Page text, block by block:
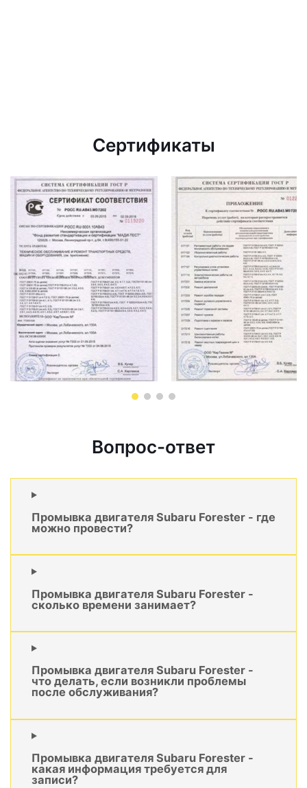
Сертификаты
Вопрос-ответ
Промывка двигателя Subaru Forester - где
можно провести?
Промывка двигателя Subaru Forester -
сколько времени занимает?
Промывка двигателя Subaru Forester -
что делать, если возникли проблемы
после обслуживания?
Промывка двигателя Subaru Forester -
какая информация требуется для
записи?